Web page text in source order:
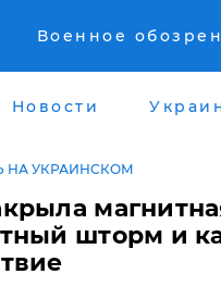
Военное
Новости
НА УКРАИНСКОМ
шторм и